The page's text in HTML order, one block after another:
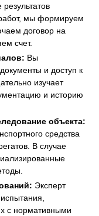
мы формируем
договор на
счет.
Вы
и доступ к
изучает
и историю
объекта:
средства
В случае
Эксперт
с нормативными